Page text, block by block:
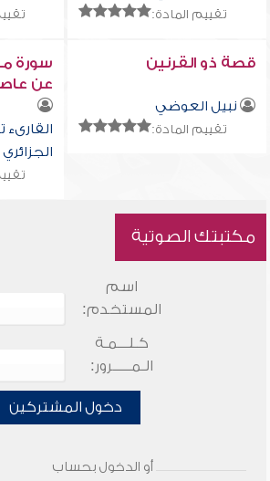
تقييم المادة:
قصة ذو القرنين
نبيل العوضي
تقييم المادة:
سورة
عن
الجزائري
مكتبتك الصوتية
اسم
المستخدم:
كـلـــمـة
الـمـــــرور:
دخول المشتركين
أو الدخول بحساب